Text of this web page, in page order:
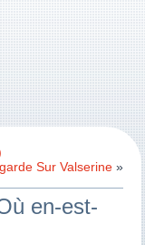
Sur Valserine»
en-est-